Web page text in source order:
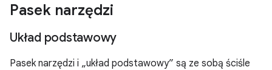
Pasek narzędzi
Układ podstawowy
Pasek narzędzi i „układ podstawowy” są ze sobą ściśle